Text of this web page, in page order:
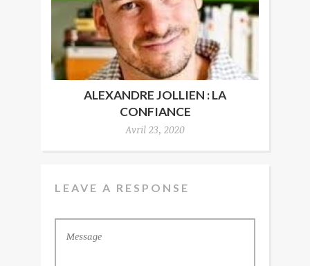
ALEXANDRE JOLLIEN : LA
CONFIANCE
Avril 23, 2020
LEAVE A RESPONSE